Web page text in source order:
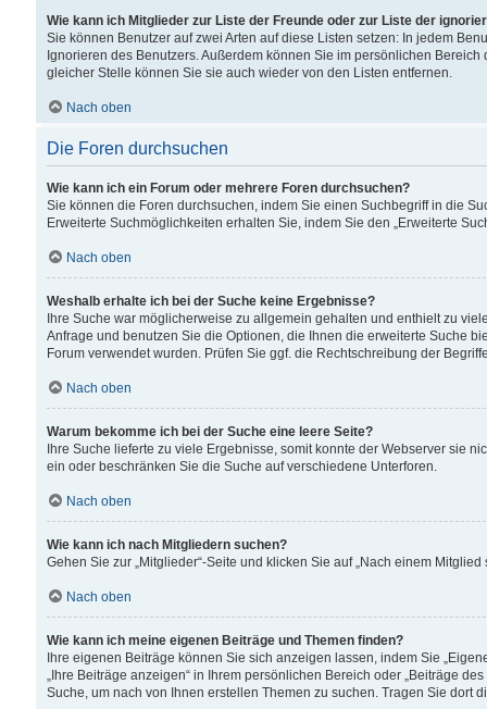
Wie kann ich Mitglieder zur Liste der Freunde oder zur Liste der
Sie können Benutzer auf zwei Arten auf diese Listen setzen: In jedem
Ignorieren des Benutzers. Außerdem können Sie im persönlichen
gleicher Stelle können Sie sie auch wieder von den Listen entfernen.
Nach oben
Die Foren durchsuchen
Wie kann ich ein Forum oder mehrere Foren durchsuchen?
Sie können die Foren durchsuchen, indem Sie einen Suchbegriff in die
Erweiterte Suchmöglichkeiten erhalten Sie, indem Sie den „Erweiterte
Nach oben
Weshalb erhalte ich bei der Suche keine Ergebnisse?
Ihre Suche war möglicherweise zu allgemein gehalten und enthielt zu
Anfrage und benutzen Sie die Optionen, die Ihnen die erweiterte Suche
Forum verwendet wurden. Prüfen Sie ggf. die Rechtschreibung der
Nach oben
Warum bekomme ich bei der Suche eine leere Seite?
Ihre Suche lieferte zu viele Ergebnisse, somit konnte der Webserver sie
ein oder beschränken Sie die Suche auf verschiedene Unterforen.
Nach oben
Wie kann ich nach Mitgliedern suchen?
Gehen Sie zur „Mitglieder“-Seite und klicken Sie auf „Nach einem Mitglied
Nach oben
Wie kann ich meine eigenen Beiträge und Themen finden?
Ihre eigenen Beiträge können Sie sich anzeigen lassen, indem Sie
„Ihre Beiträge anzeigen“ in Ihrem persönlichen Bereich oder „Beiträge
Suche, um nach von Ihnen erstellen Themen zu suchen. Tragen Sie dort